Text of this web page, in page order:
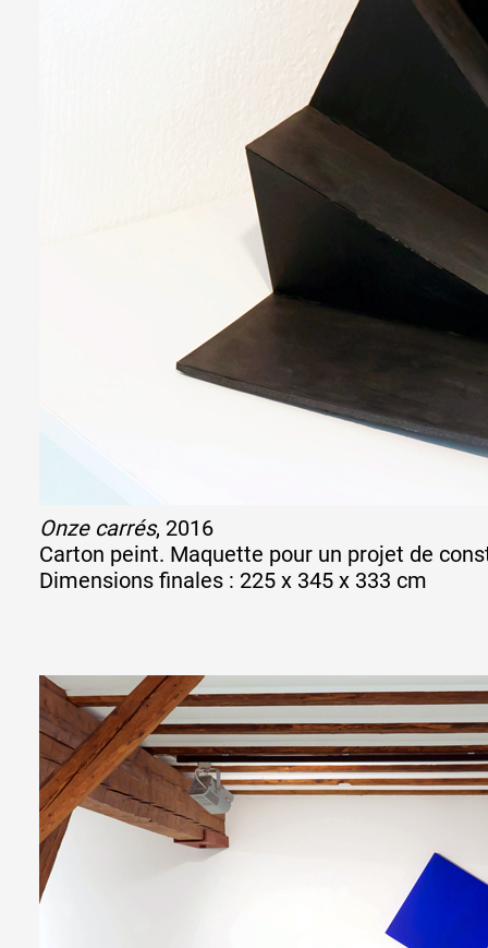
Onze carrés, 2016
Carton peint. Maquette pour un projet de
Dimensions finales : 225 x 345 x 333 cm